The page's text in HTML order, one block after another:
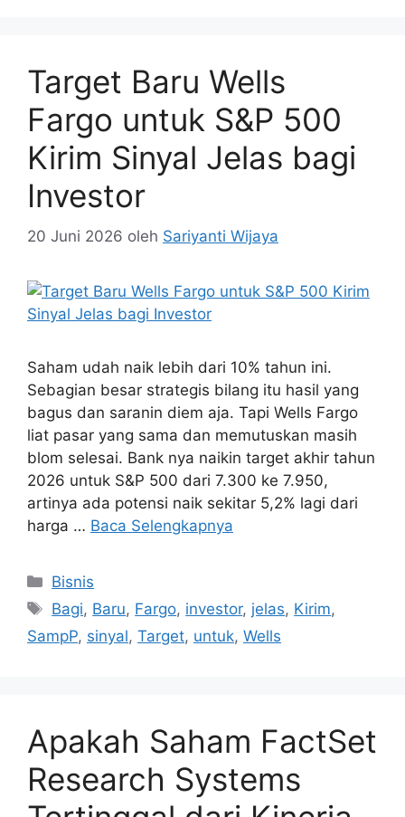
Target Baru Wells
Fargo untuk S&P 500
Kirim Sinyal Jelas bagi
Investor
20 Juni 2026 oleh Sariyanti Wijaya
Saham udah naik lebih dari 10% tahun ini.
Sebagian besar strategis bilang itu hasil yang
bagus dan saranin diem aja. Tapi Wells Fargo
liat pasar yang sama dan memutuskan masih
blom selesai. Bank nya naikin target akhir tahun
2026 untuk S&P 500 dari 7.300 ke 7.950,
artinya ada potensi naik sekitar 5,2% lagi dari
harga … Baca Selengkapnya
Kategori
Bisnis
Tag
Bagi, Baru, Fargo, investor, jelas, Kirim,
SampP, sinyal, Target, untuk, Wells
Apakah Saham FactSet
Research Systems